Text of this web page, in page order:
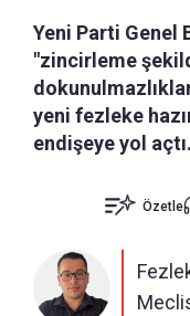
Yeni Parti Genel
"zincirleme
yeni fezleke
endişeye yol açtı.
Özetle